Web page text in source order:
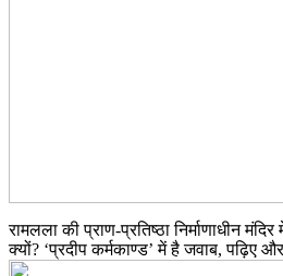
रामलला की प्राण-प्रतिष्ठा निर्माणाधीन
क्यों? ‘प्रदीप कर्मकाण्ड’ में है जवाब, पढ़िए